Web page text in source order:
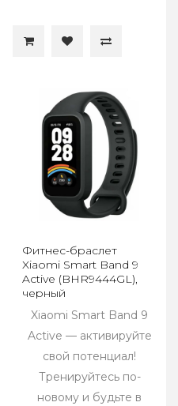
Фитнес-браслет
Xiaomi Smart Band 9
Active (BHR9444GL),
черный
Xiaomi Smart Band 9
Active — активируйте
свой потенциал!
Тренируйтесь по-
новому и будьте в